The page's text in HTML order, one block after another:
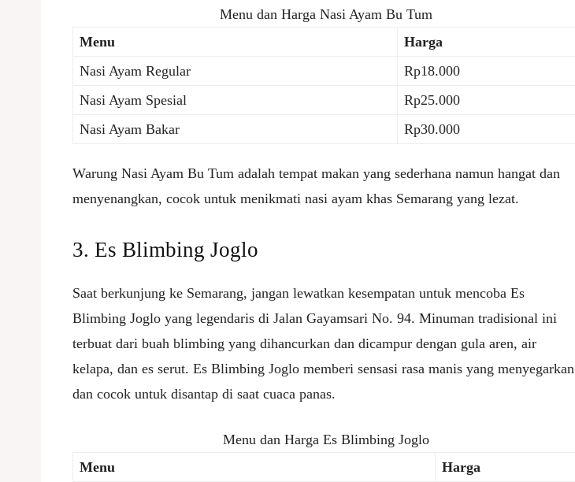
Menu dan Harga Nasi Ayam Bu Tum
Menu
Harga
Nasi Ayam Regular
Rp18.000
Nasi Ayam Spesial
Rp25.000
Nasi Ayam Bakar
Rp30.000
Warung Nasi Ayam Bu Tum adalah tempat makan yang sederhana namun hangat dan
menyenangkan, cocok untuk menikmati nasi ayam khas Semarang yang lezat.
3. Es Blimbing Joglo
Saat berkunjung ke Semarang, jangan lewatkan kesempatan untuk mencoba Es
Blimbing Joglo yang legendaris di Jalan Gayamsari No. 94. Minuman tradisional ini
terbuat dari buah blimbing yang dihancurkan dan dicampur dengan gula aren, air
kelapa, dan es serut. Es Blimbing Joglo memberi sensasi rasa manis yang menyegarkan
dan cocok untuk disantap di saat cuaca panas.
Menu dan Harga Es Blimbing Joglo
Menu
Harga